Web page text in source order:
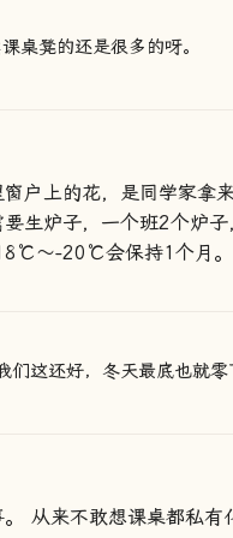
桌凳的还是很多的呀。
户上的花，是同学家拿
生炉子，一个班2个炉
～-20℃会保持1个月。
们这还好，冬天最底也就零
从来不敢想课桌都私有